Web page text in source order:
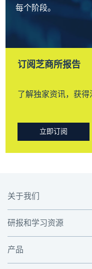
每个阶段。
订阅芝商所报告
了解独家资讯，获得
立即订阅
关于我们
研报和学习资源
产品